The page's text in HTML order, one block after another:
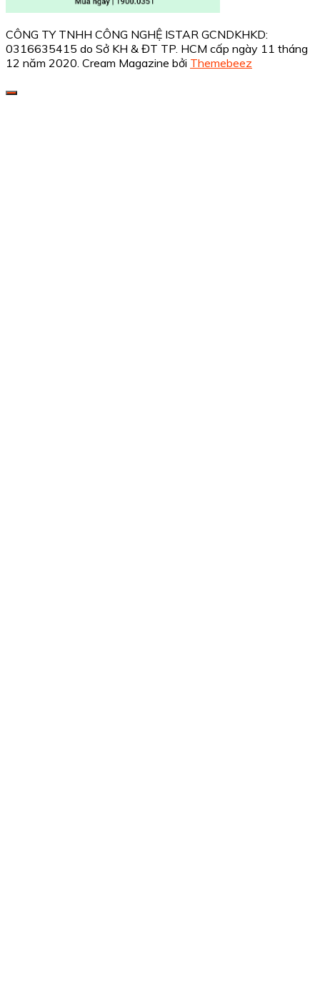
CÔNG TY TNHH CÔNG NGHỆ ISTAR GCNDKHKD:
0316635415 do Sở KH & ĐT TP. HCM cấp ngày 11 tháng
12 năm 2020. Cream Magazine bởi Themebeez